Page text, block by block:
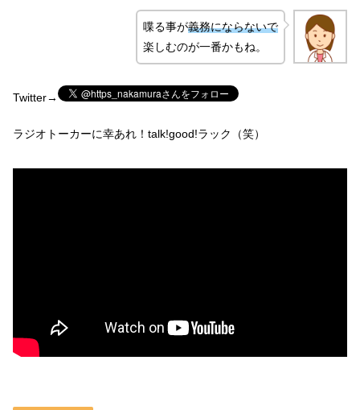
喋る事が義務にならないで
楽しむのが一番かもね。
Twitter→
ラジオトーカーに幸あれ！talk!good!ラック（笑）